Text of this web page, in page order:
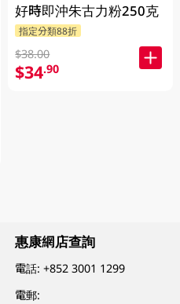
好時即沖朱古力粉250克
指定分類88折
$38.00
$34.90
惠康網店查詢
電話:+852 3001 1299
電郵: